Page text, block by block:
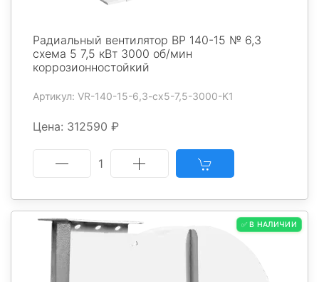
Радиальный вентилятор ВР 140-15 № 6,3
схема 5 7,5 кВт 3000 об/мин
коррозионностойкий
Артикул: VR-140-15-6,3-cx5-7,5-3000-K1
Цена: 312590 ₽
1
✅ В НАЛИЧИИ